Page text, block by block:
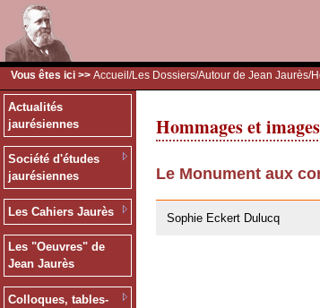
Vous êtes ici >> Accueil /Les Dossiers/Autour de Jean Jaurès/
Actualités
jaurésiennes
Société d'études
jaurésiennes
Les Cahiers Jaurès
Les "Oeuvres" de
Jean Jaurès
Colloques, tables-
Hommages et images
Le Monument aux
Sophie Eckert Dulucq